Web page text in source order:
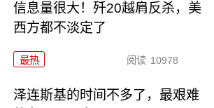
信息量很大！歼20越肩反杀，美
西方都不淡定了
最热 阅读 10978
泽连斯基的时间不多了，最艰难